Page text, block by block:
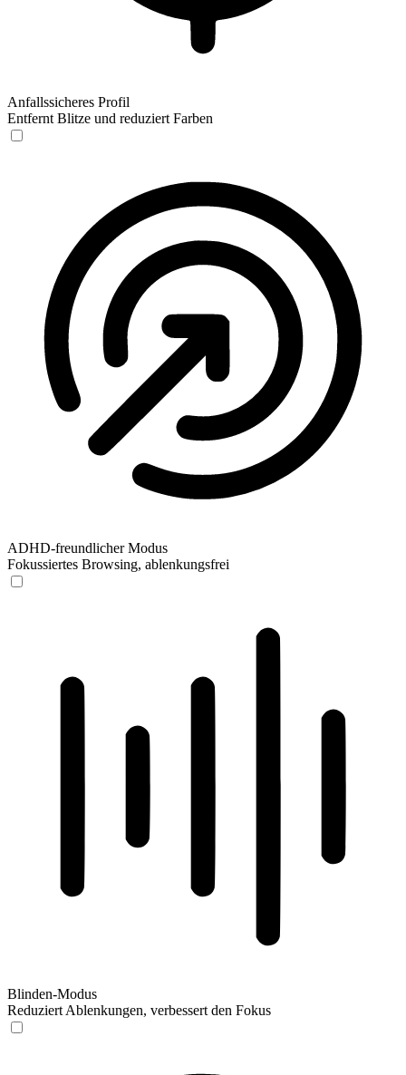
Anfallssicheres Profil
Entfernt Blitze und reduziert Farben
ADHD-freundlicher Modus
Fokussiertes Browsing, ablenkungsfrei
Blinden-Modus
Reduziert Ablenkungen, verbessert den Fokus